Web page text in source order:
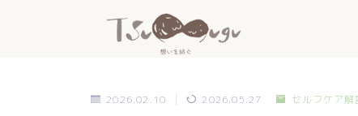
2026.02.10 2026.05.27 セルフケア解